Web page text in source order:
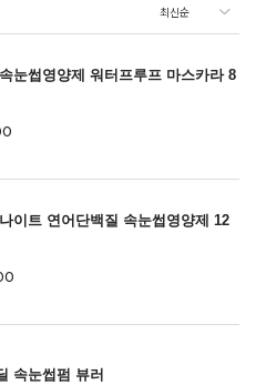
눈썹영양제 워터프루프 마스카라 8
이트 연어단백질 속눈썹영양제 12
속눈썹펌 뷰러